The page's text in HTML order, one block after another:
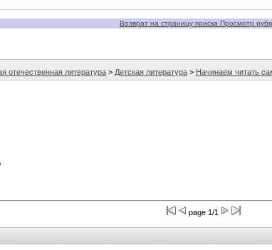
Возврат на страницу поиска Просмотр
отечественная литература> Детская литература> Начинаем читать
page 1/1